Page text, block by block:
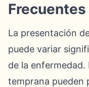
La presentación
puede variar
de la
temprana pueden